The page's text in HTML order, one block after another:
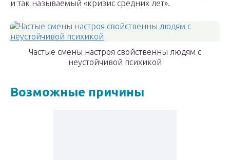
и так называемый «кризис средних лет».
Частые смены настроя свойственны людям с
неустойчивой психикой
Возможные причины